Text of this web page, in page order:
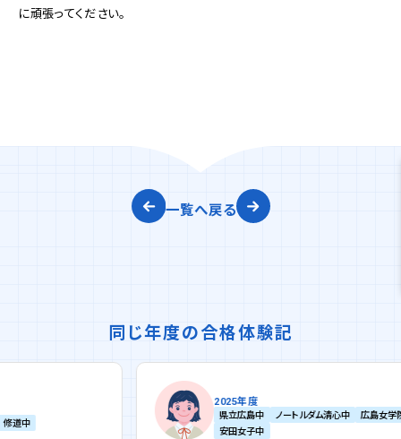
に頑張ってください。
一覧へ戻る
同じ年度の合格体験記
2025年度
県立広島中 ノートルダム清心中
広島女学院中
安田女子中